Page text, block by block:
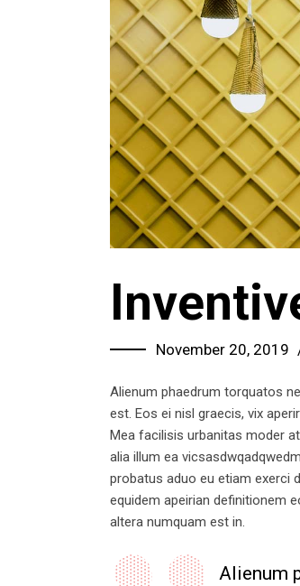
November 20, 2019
Alienum phaedrum torquatos
est. Eos ei nisl graecis, vix
Mea facilisis urbanitas moder
alia illum ea
probatus aduo eu etiam exerci
equidem apeirian definitionem
altera numquam est in.
Alienum